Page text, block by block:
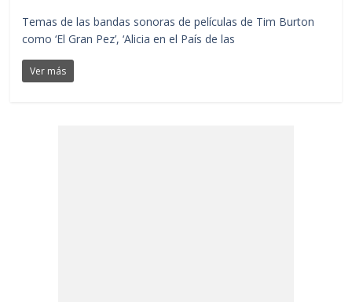
Temas de las bandas sonoras de películas de Tim Burton
como ‘El Gran Pez’, ‘Alicia en el País de las
Ver más